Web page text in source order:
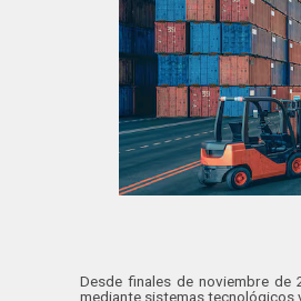
Desde finales de noviembre
mediante sistemas tecnológicos